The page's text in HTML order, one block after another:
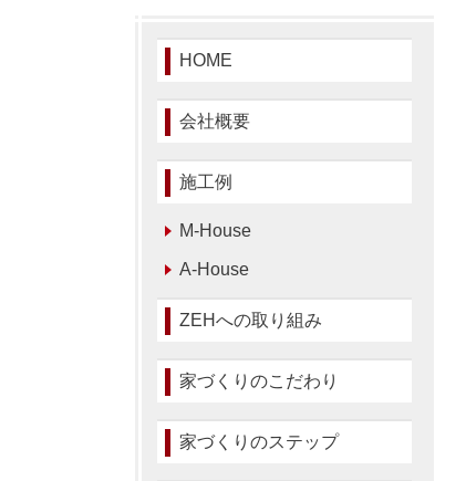
HOME
会社概要
施工例
M-House
A-House
ZEHへの取り組み
家づくりのこだわり
家づくりのステップ